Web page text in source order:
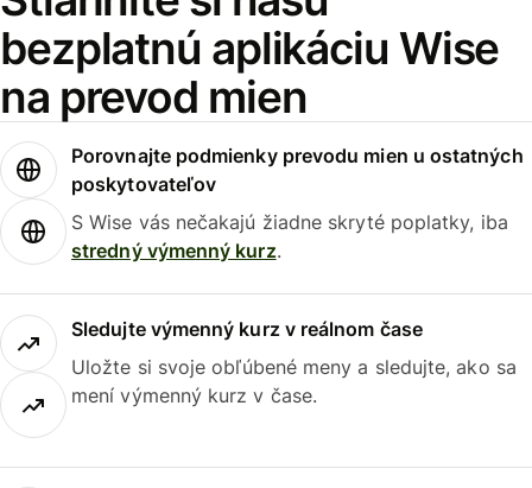
bezplatnú aplikáciu Wise
na prevod mien
Porovnajte podmienky prevodu mien u ostatných
poskytovateľov
S Wise vás nečakajú žiadne skryté poplatky, iba
stredný výmenný kurz.
Sledujte výmenný kurz v reálnom čase
Uložte si svoje obľúbené meny a sledujte, ako sa
mení výmenný kurz v čase.